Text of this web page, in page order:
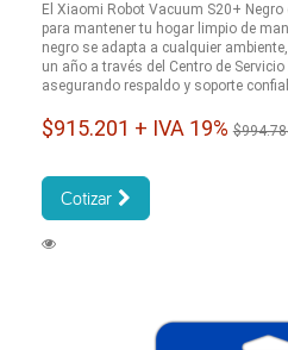
El Xiaomi Robot Vacuum S20+
para mantener tu hogar limpio de
negro se adapta a cualquier
un año a través del Centro de
asegurando respaldo y soporte
$915.201 + IVA 19%
Cotizar